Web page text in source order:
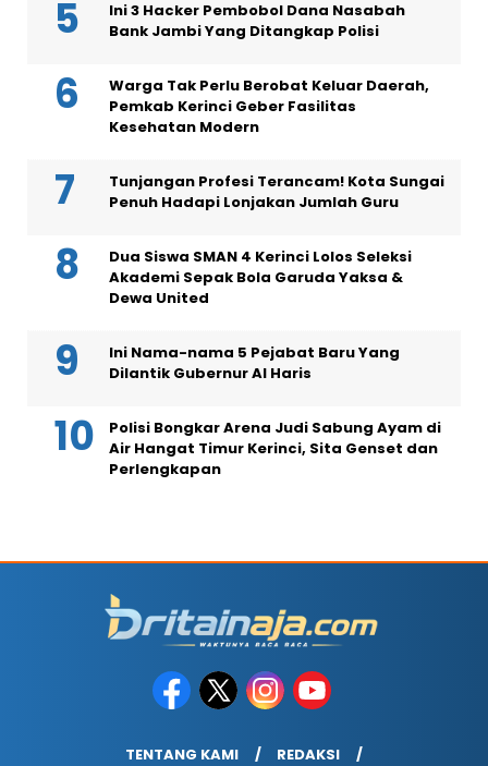
Ini 3 Hacker Pembobol Dana Nasabah
Bank Jambi Yang Ditangkap Polisi
Warga Tak Perlu Berobat Keluar Daerah,
Pemkab Kerinci Geber Fasilitas
Kesehatan Modern
Tunjangan Profesi Terancam! Kota Sungai
Penuh Hadapi Lonjakan Jumlah Guru
Dua Siswa SMAN 4 Kerinci Lolos Seleksi
Akademi Sepak Bola Garuda Yaksa &
Dewa United
Ini Nama-nama 5 Pejabat Baru Yang
Dilantik Gubernur Al Haris
Polisi Bongkar Arena Judi Sabung Ayam di
Air Hangat Timur Kerinci, Sita Genset dan
Perlengkapan
TENTANG KAMI REDAKSI